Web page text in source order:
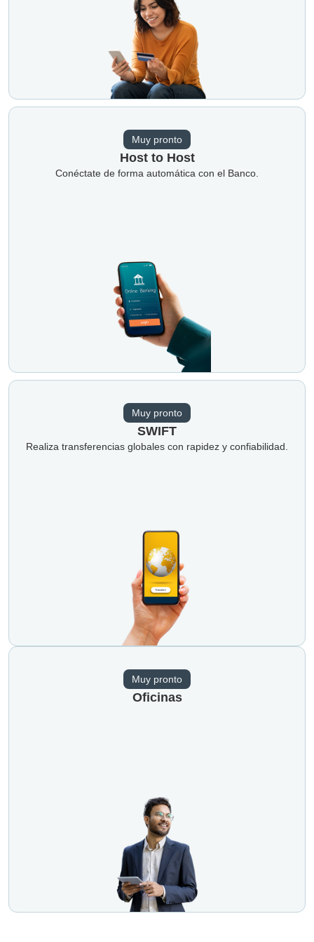
Muy pronto
Host to Host
Conéctate de forma automática con el Banco.
Muy pronto
SWIFT
Realiza transferencias globales con rapidez y confiabilidad.
Muy pronto
Oficinas